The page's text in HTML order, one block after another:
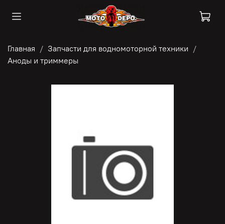
Главная
Запчасти для водномоторной техники
Аноды и триммеры